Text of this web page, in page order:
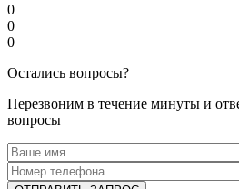
0
0
0
Остались вопросы?
Перезвоним в течение минуты и
вопросы